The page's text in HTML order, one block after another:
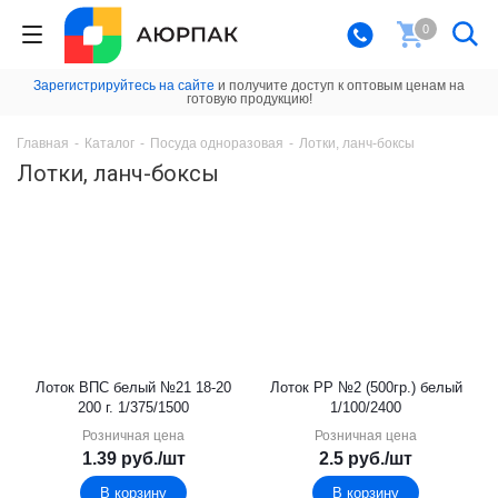
0
Зарегистрируйтесь на сайте и получите доступ к оптовым ценам на
готовую продукцию!
Главная - Каталог - Посуда одноразовая - Лотки, ланч-боксы
Лотки, ланч-боксы
Лоток ВПС белый №21 18-20
200 г. 1/375/1500
Розничная цена
1.39руб./шт
В корзину
Лоток PР №2 (500гр.) белый
1/100/2400
Розничная цена
2.5 руб./шт
В корзину